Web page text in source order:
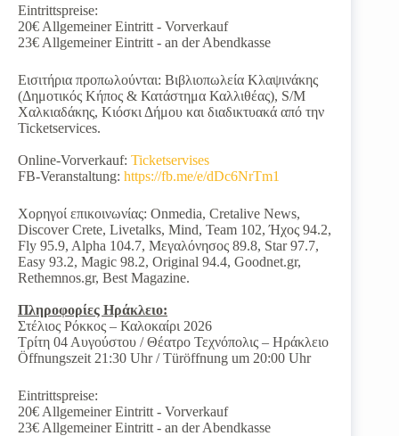
Eintrittspreise:
20€ Allgemeiner Eintritt - Vorverkauf
23€ Allgemeiner Eintritt - an der Abendkasse
Εισιτήρια προπωλούνται: Βιβλιοπωλεία Κλαψινάκης
(Δημοτικός Κήπος & Κατάστημα Καλλιθέας), S/M
Χαλκιαδάκης, Κιόσκι Δήμου και διαδικτυακά από την
Ticketservices.
Online-Vorverkauf: Ticketservises
FB-Veranstaltung: https://fb.me/e/dDc6NrTm1
Χορηγοί επικοινωνίας: Onmedia, Cretalive News,
Discover Crete, Livetalks, Mind, Team 102, Ήχος 94.2,
Fly 95.9, Alpha 104.7, Μεγαλόνησος 89.8, Star 97.7,
Easy 93.2, Magic 98.2, Original 94.4, Goodnet.gr,
Rethemnos.gr, Best Magazine.
Πληροφορίες Ηράκλειο:
Στέλιος Ρόκκος – Καλοκαίρι 2026
Τρίτη 04 Αυγούστου / Θέατρο Τεχνόπολις – Ηράκλειο
Öffnungszeit 21:30 Uhr / Türöffnung um 20:00 Uhr
Eintrittspreise:
20€ Allgemeiner Eintritt - Vorverkauf
23€ Allgemeiner Eintritt - an der Abendkasse